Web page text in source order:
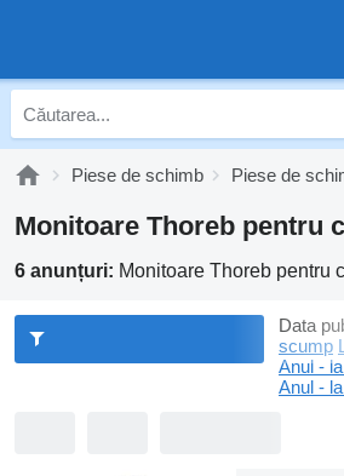
Piese de schimb Piese de
Monitoare Thoreb pentru
6 anunțuri: Monitoare Thoreb pentru
Data
scump
Anul -
Anul -